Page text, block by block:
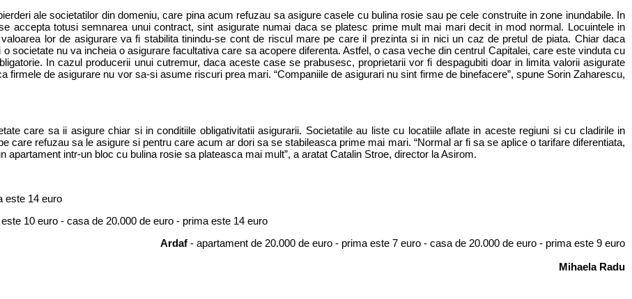
ale societatilor din domeniu, care pina acum refuzau sa asigure casele cu bulina rosie sau pe cele construite in zone inundabile. In
accepta totusi semnarea unui contract, sint asigurate numai daca se platesc prime mult mai mari decit in mod normal. Locuintele in
lor de asigurare va fi stabilita tinindu-se cont de riscul mare pe care il prezinta si in nici un caz de pretul de piata. Chiar daca
societate nu va incheia o asigurare facultativa care sa acopere diferenta. Astfel, o casa veche din centrul Capitalei, care este vinduta cu
In cazul producerii unui cutremur, daca aceste case se prabusesc, proprietarii vor fi despagubiti doar in limita valorii asigurate
firmele de asigurare nu vor sa-si asume riscuri prea mari. “Companiile de asigurari nu sint firme de binefacere”, spune Sorin Zaharescu,
care sa ii asigure chiar si in conditiile obligativitatii asigurarii. Societatile au liste cu locatiile aflate in aceste regiuni si cu cladirile in
care refuzau sa le asigure si pentru care acum ar dori sa se stabileasca prime mai mari. “Normal ar fi sa se aplice o tarifare diferentiata,
intr-un bloc cu bulina rosie sa plateasca mai mult”, a aratat Catalin Stroe, director la Asirom.
este 14 euro
10 euro - casa de 20.000 de euro - prima este 14 euro
Ardaf - apartament de 20.000 de euro - prima este 7 euro - casa de 20.000 de euro - prima este 9 euro
Mihaela Radu